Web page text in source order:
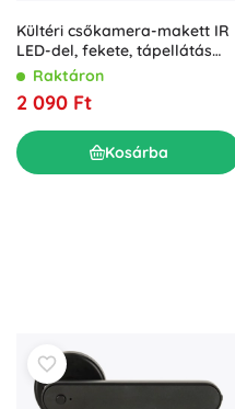
Kültéri csőkamera-makett IR
LED-del, fekete, tápellátás
2×AARaktáron
2 090 Ft
Kosárba